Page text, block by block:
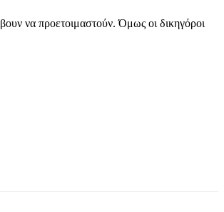
να προετοιμαστούν. Όμως οι δικηγόροι